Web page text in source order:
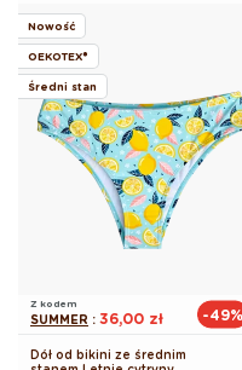
Nowość
OEKOTEX®
Średni stan
Z kodem
SUMMER : 36,00 zł -49%
Dół od bikini ze średnim